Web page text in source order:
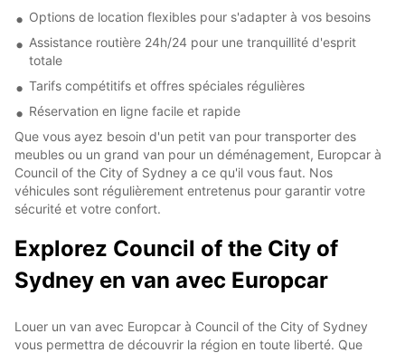
Options de location flexibles pour s'adapter à vos besoins
Assistance routière 24h/24 pour une tranquillité d'esprit
totale
Tarifs compétitifs et offres spéciales régulières
Réservation en ligne facile et rapide
Que vous ayez besoin d'un petit van pour transporter des
meubles ou un grand van pour un déménagement, Europcar à
Council of the City of Sydney a ce qu'il vous faut. Nos
véhicules sont régulièrement entretenus pour garantir votre
sécurité et votre confort.
Explorez Council of the City of
Sydney en van avec Europcar
Louer un van avec Europcar à Council of the City of Sydney
vous permettra de découvrir la région en toute liberté. Que